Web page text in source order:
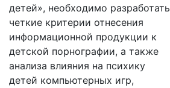
детей», необходимо разработать
четкие критерии отнесения
информационной продукции к
детской порнографии, а также
анализа влияния на психику
детей компьютерных игр,